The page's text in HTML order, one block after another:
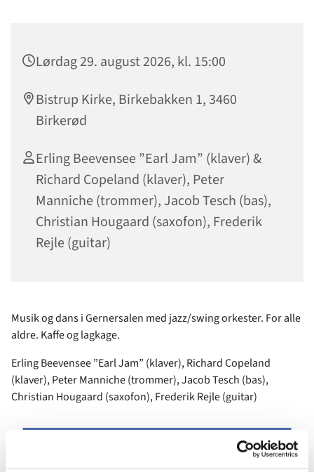
Lørdag 29. august 2026, kl. 15:00
Bistrup Kirke, Birkebakken 1, 3460
Birkerød
Erling Beevensee ”Earl Jam” (klaver) &
Richard Copeland (klaver), Peter
Manniche (trommer), Jacob Tesch (bas),
Christian Hougaard (saxofon), Frederik
Rejle (guitar)
Musik og dans i Gernersalen med jazz/swing orkester. For alle
aldre. Kaffe og lagkage.
Erling Beevensee ”Earl Jam” (klaver), Richard Copeland
(klaver), Peter Manniche (trommer), Jacob Tesch (bas),
Christian Hougaard (saxofon), Frederik Rejle (guitar)